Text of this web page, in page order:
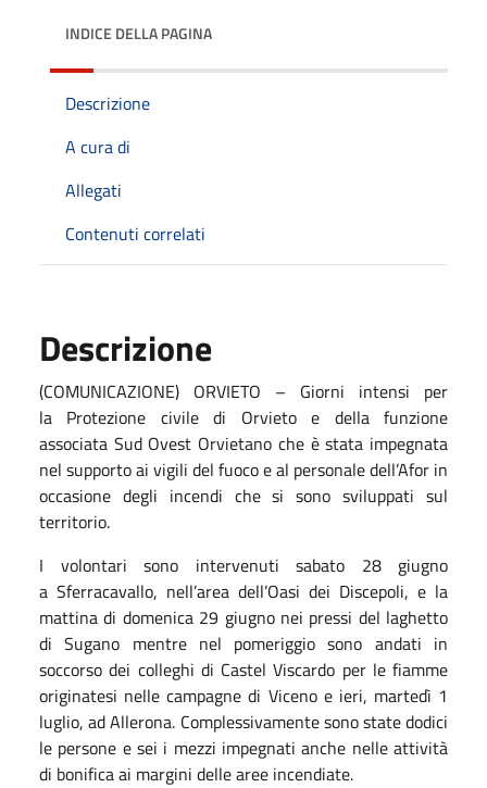
INDICE DELLA PAGINA
Descrizione
A cura di
Allegati
Contenuti correlati
Descrizione
(COMUNICAZIONE) ORVIETO – Giorni intensi per
la Protezione civile di Orvieto e della funzione
associata Sud Ovest Orvietano che è stata impegnata
nel supporto ai vigili del fuoco e al personale dell’Afor in
occasione degli incendi che si sono sviluppati sul
territorio.
I volontari sono intervenuti sabato 28 giugno
a Sferracavallo, nell’area dell’Oasi dei Discepoli, e la
mattina di domenica 29 giugno nei pressi del laghetto
di Sugano mentre nel pomeriggio sono andati in
soccorso dei colleghi di Castel Viscardo per le fiamme
originatesi nelle campagne di Viceno e ieri, martedì 1
luglio, ad Allerona. Complessivamente sono state dodici
le persone e sei i mezzi impegnati anche nelle attività
di bonifica ai margini delle aree incendiate.